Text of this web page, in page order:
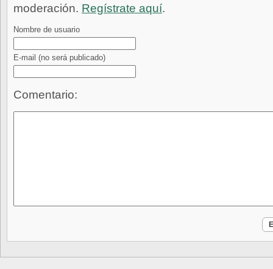
moderación. Regístrate aquí.
Nombre de usuario
E-mail (no será publicado)
Comentario: